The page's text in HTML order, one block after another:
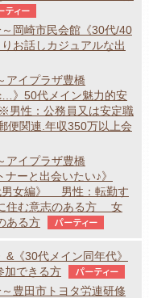
ティー
岡崎市民会館《30代/40
お話しカジュアルな出
アイプラザ豊橋
》50代メイン魅力的安
性：公務員又は安定職
便関連.年収350万以上会
アイプラザ豊橋
ーと出会いたい♪》
男女編》 男性：転勤す
住む意志のある方 女
ある方
パーティー
《30代メイン同年代》
加できる方
パーティー
豊田市トヨタ労連研修